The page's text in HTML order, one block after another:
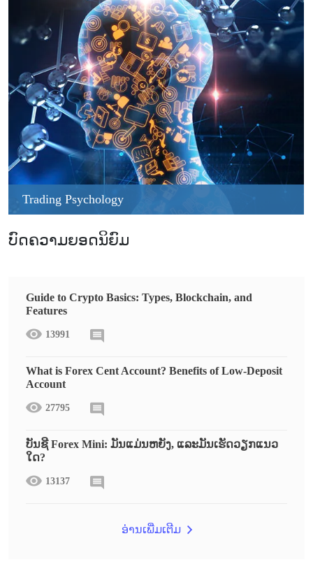
Trading Psychology
ບົດຄວາມຍອດນິຍົມ
Guide to Crypto Basics: Types, Blockchain, and
Features
13991
What is Forex Cent Account? Benefits of Low-Deposit
Account
27795
ບັນຊີ Forex Mini: ມັນແມ່ນຫຍັງ, ແລະມັນເຮັດວຽກແນວ
ໃດ?
13137
ອ່ານເພີ່ມເຕີມ